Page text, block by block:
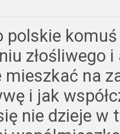
polskie
złośliwego
mieszkać na
i jak
nie dzieje w